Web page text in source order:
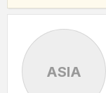
ASIA